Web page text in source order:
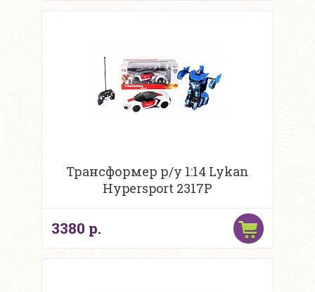
Трансформер р/у 1:14 Lykan
Hypersport 2317P
3380 р.